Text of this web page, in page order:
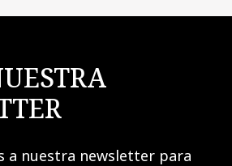
a nuestra newsletter para